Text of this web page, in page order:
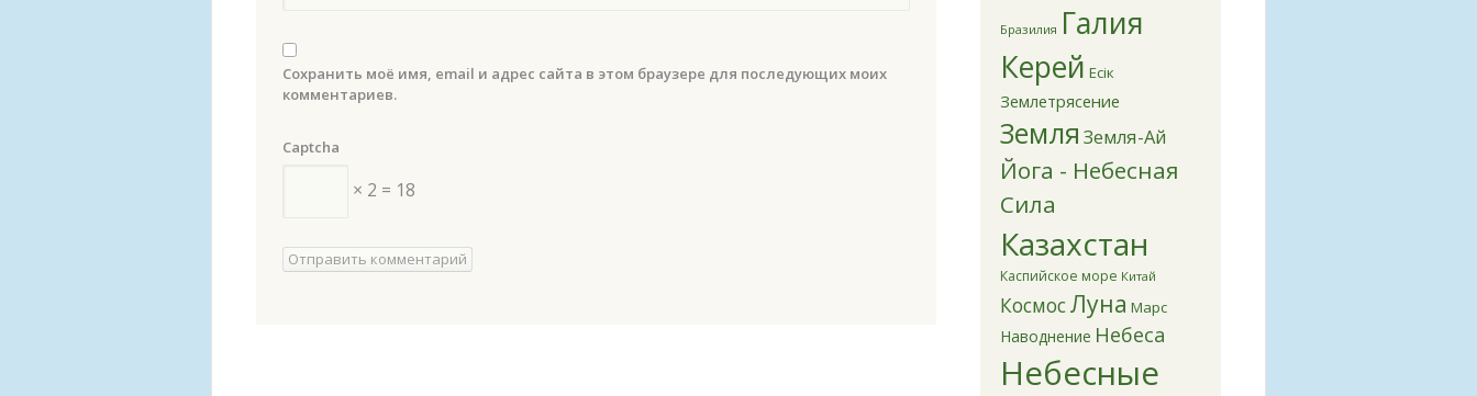
Сохранить моё имя, email и адрес сайта в этом браузере для последующих моих
комментариев.
Captcha
× 2 = 18
Бразилия Галия
Керей Есік
Землетрясение
Земля Земля-Ай
Йога - Небесная
Сила
Казахстан
Каспийское море Китай
КосмосЛуна Марс
Наводнение Небеса
Небесные